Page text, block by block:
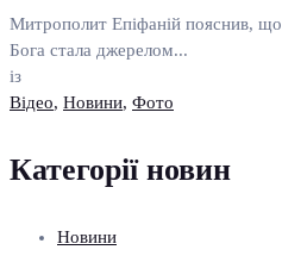
Митрополит Епіфаній пояснив,
Бога стала джерелом...
із
Відео, Новини, Фото
Категорії новин
Новини